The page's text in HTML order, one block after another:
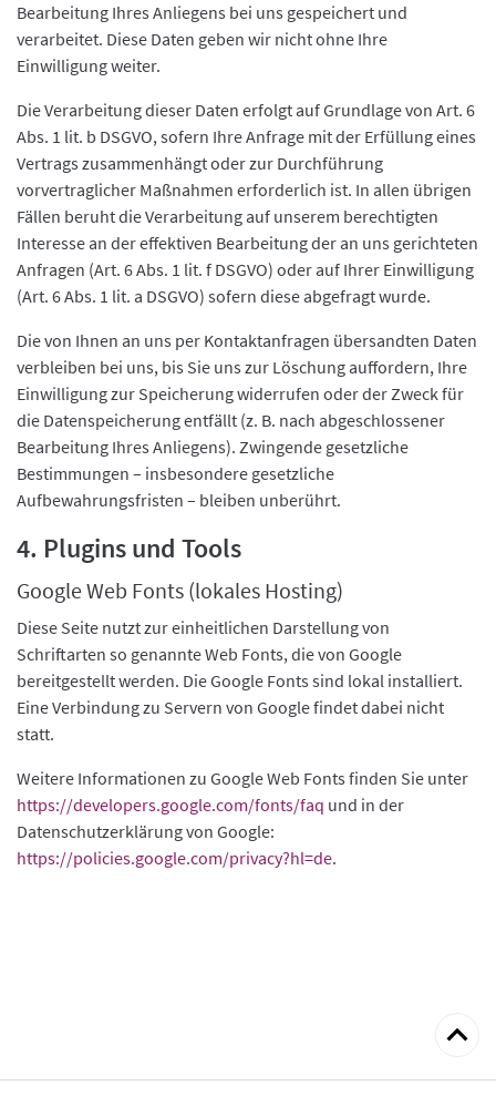
Bearbeitung Ihres Anliegens bei uns gespeichert und
verarbeitet. Diese Daten geben wir nicht ohne Ihre
Einwilligung weiter.
Die Verarbeitung dieser Daten erfolgt auf Grundlage von Art. 6
Abs. 1 lit. b DSGVO, sofern Ihre Anfrage mit der Erfüllung eines
Vertrags zusammenhängt oder zur Durchführung
vorvertraglicher Maßnahmen erforderlich ist. In allen übrigen
Fällen beruht die Verarbeitung auf unserem berechtigten
Interesse an der effektiven Bearbeitung der an uns gerichteten
Anfragen (Art. 6 Abs. 1 lit. f DSGVO) oder auf Ihrer Einwilligung
(Art. 6 Abs. 1 lit. a DSGVO) sofern diese abgefragt wurde.
Die von Ihnen an uns per Kontaktanfragen übersandten Daten
verbleiben bei uns, bis Sie uns zur Löschung auffordern, Ihre
Einwilligung zur Speicherung widerrufen oder der Zweck für
die Datenspeicherung entfällt (z. B. nach abgeschlossener
Bearbeitung Ihres Anliegens). Zwingende gesetzliche
Bestimmungen – insbesondere gesetzliche
Aufbewahrungsfristen – bleiben unberührt.
4. Plugins und Tools
Google Web Fonts (lokales Hosting)
Diese Seite nutzt zur einheitlichen Darstellung von
Schriftarten so genannte Web Fonts, die von Google
bereitgestellt werden. Die Google Fonts sind lokal installiert.
Eine Verbindung zu Servern von Google findet dabei nicht
statt.
Weitere Informationen zu Google Web Fonts finden Sie unter
https://developers.google.com/fonts/faq und in der
Datenschutzerklärung von Google:
https://policies.google.com/privacy?hl=de.
zum